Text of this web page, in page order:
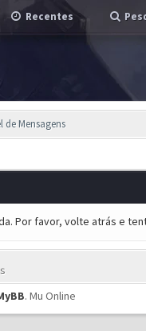
Recentes
de Mensagens
Por favor, volte atrás e
. Mu Online